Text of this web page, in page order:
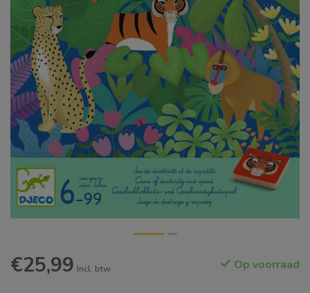
€25,99 Incl. btw Op voorraad